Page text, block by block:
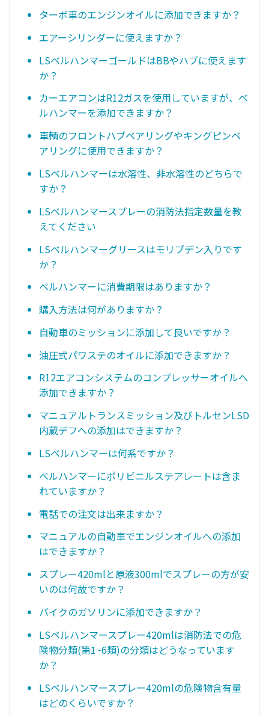
ターボ車のエンジンオイルに添加できますか？
エアーシリンダーに使えますか？
LSベルハンマーゴールドはBBやハブに使えます
か？
カーエアコンはR12ガスを使用していますが、ベ
ルハンマーを添加できますか？
車輌のフロントハブベアリングやキングピンベ
アリングに使用できますか？
LSベルハンマーは水溶性、非水溶性のどちらで
すか？
LSベルハンマースプレーの消防法指定数量を教
えてください
LSベルハンマーグリースはモリブデン入りです
か？
ベルハンマーに消費期限はありますか？
購入方法は何がありますか？
自動車のミッションに添加して良いですか？
油圧式パワステのオイルに添加できますか？
R12エアコンシステムのコンプレッサーオイルへ
添加できますか？
マニュアルトランスミッション及びトルセンLSD
内蔵デフへの添加はできますか？
LSベルハンマーは何系ですか？
ベルハンマーにポリビニルステアレートは含ま
れていますか？
電話での注文は出来ますか？
マニュアルの自動車でエンジンオイルへの添加
はできますか？
スプレー420mlと原液300mlでスプレーの方が安
いのは何故ですか？
バイクのガソリンに添加できますか？
LSベルハンマースプレー420mlは消防法での危
険物分類(第1~6類)の分類はどうなっています
か？
LSベルハンマースプレー420mlの危険物含有量
はどのくらいですか？